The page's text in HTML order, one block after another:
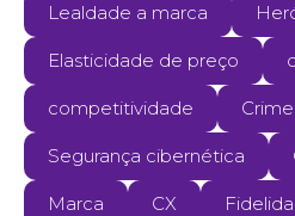
Lealdade a marca
Elasticidade de preço
competitividade
Segurança cibernética
Marca CX